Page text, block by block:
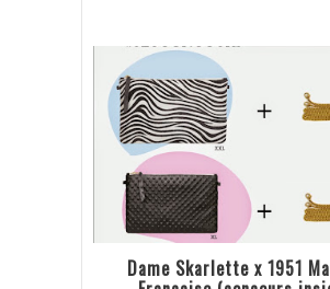
Dame Skarlette x 1951